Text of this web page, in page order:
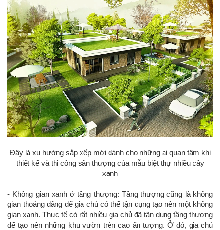
Đây là xu hướng sắp xếp mới dành cho những ai quan tâm khi
thiết kế và thi công sân thượng của mẫu biệt thự nhiều cây
xanh
- Không gian xanh ở tầng thượng: Tầng thượng cũng là không
gian thoáng đãng để gia chủ có thể tận dụng tạo nên một không
gian xanh. Thực tế có rất nhiều gia chủ đã tận dụng tầng thượng
để tạo nên những khu vườn trên cao ấn tượng. Ở đó, gia chủ